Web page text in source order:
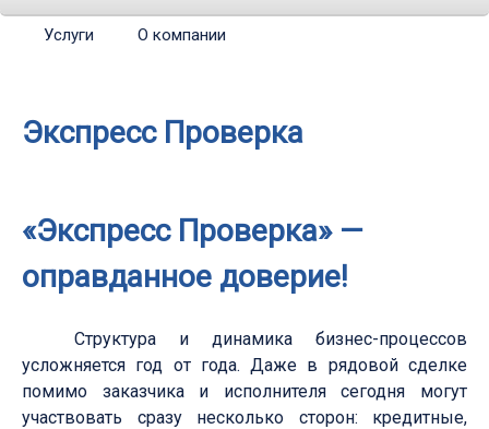
Услуги О компании
Экспресс Проверка
«Экспресс Проверка» —
оправданное доверие!
Структура и динамика бизнес-процессов
усложняется год от года. Даже в рядовой сделке
помимо заказчика и исполнителя сегодня могут
участвовать сразу несколько сторон: кредитные,